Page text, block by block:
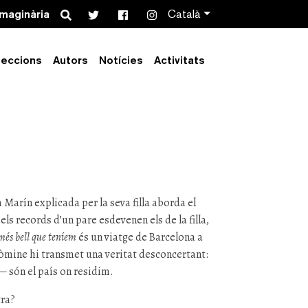
Search Català
Autors Notícies Activitats
Marta
explicada per la seva filla aborda el
records d’un pare esdevenen els de la filla,
bell que teníemés un viatge de Barcelona a
hi transmet una veritat desconcertant:
són el país on residim.